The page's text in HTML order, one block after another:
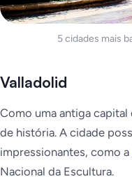
5 cidades mais
Valladolid
Como uma antiga capital
de história. A cidade
impressionantes, como a
Nacional da Escultura.